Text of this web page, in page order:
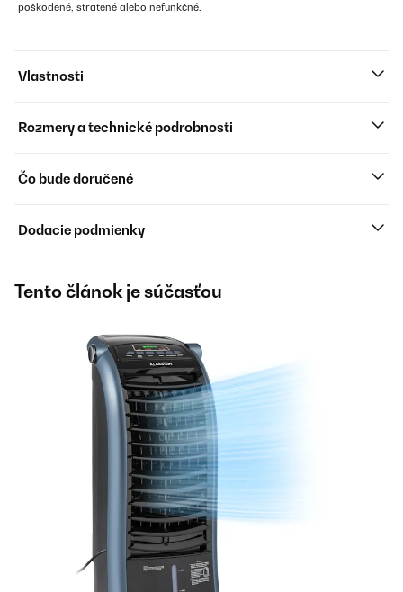
poškodené, stratené alebo nefunkčné.
Vlastnosti
Rozmery a technické podrobnosti
Čo bude doručené
Dodacie podmienky
Tento článok je súčasťou